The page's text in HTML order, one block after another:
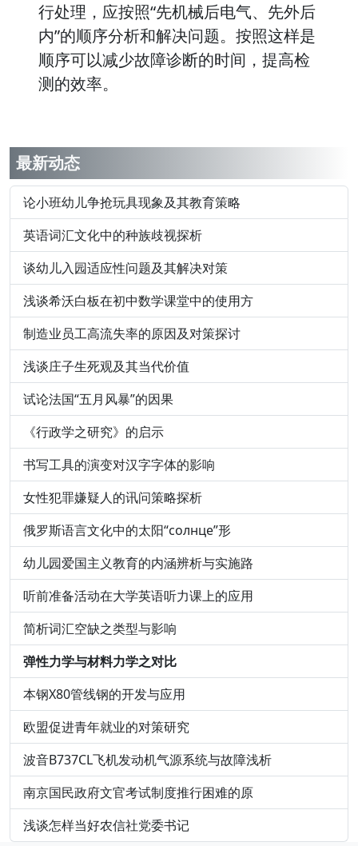
行处理，应按照“先机械后电气、先外后
内”的顺序分析和解决问题。按照这样是
顺序可以减少故障诊断的时间，提高检
测的效率。
最新动态
论小班幼儿争抢玩具现象及其教育策略
英语词汇文化中的种族歧视探析
谈幼儿入园适应性问题及其解决对策
浅谈希沃白板在初中数学课堂中的使用方
制造业员工高流失率的原因及对策探讨
浅谈庄子生死观及其当代价值
试论法国“五月风暴”的因果
《行政学之研究》的启示
书写工具的演变对汉字字体的影响
女性犯罪嫌疑人的讯问策略探析
俄罗斯语言文化中的太阳“солнце”形
幼儿园爱国主义教育的内涵辨析与实施路
听前准备活动在大学英语听力课上的应用
简析词汇空缺之类型与影响
弹性力学与材料力学之对比
本钢X80管线钢的开发与应用
欧盟促进青年就业的对策研究
波音B737CL飞机发动机气源系统与故障浅析
南京国民政府文官考试制度推行困难的原
浅谈怎样当好农信社党委书记